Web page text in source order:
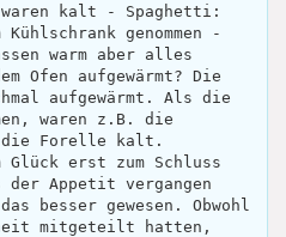
kalt - Spaghetti:
genommen -
warm aber alles
Ofen aufgewärmt? Die
aufgewärmt. Als die
waren z.B. die
die Forelle kalt.
erst zum Schluss
der Appetit vergangen
besser gewesen. Obwohl
mitgeteilt hatten,